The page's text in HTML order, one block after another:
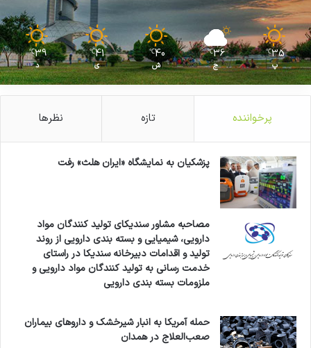
35
℃
پ
36
℃
ج
40
℃
ش
41
℃
ی
39
℃
د
پرخواننده تازه نظرها
پزشکیان به نمایشگاه «ایران هلث» رفت
مصاحبه مشاور سندیکای تولید کنندگان مواد
دارویی، شیمیایی و بسته بندی دارویی از روند
تولید و اقدامات دبیرخانه سندیکا در راستای
خدمت رسانی به تولید کنندگان مواد دارویی و
ملزومات بسته بندی دارویی
حمله آمریکا به انبار شیرخشک و داروهای بیماران
صعب‌العلاج در همدان